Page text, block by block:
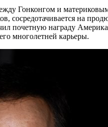
Гонконгом и
сосредотачивается на
почетную награду
многолетней карьеры.